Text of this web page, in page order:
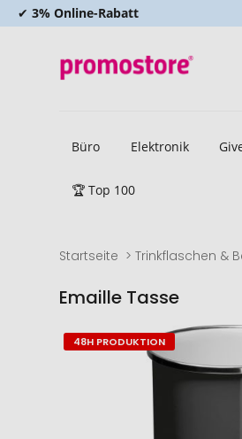
✔ 3% Online-Rabatt
Büro Elektronik
🏆 Top 100
Startseite Trinkflaschen &
Emaille Tasse
Zum
Ende
Zum
Anfang
48H PRODUKTION